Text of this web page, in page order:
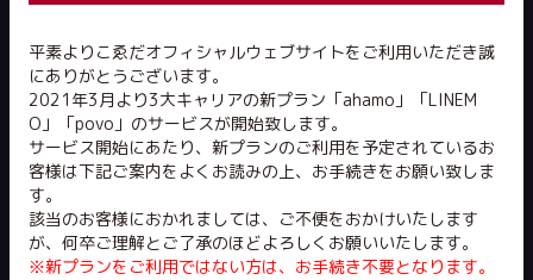
平素よりこゑだオフィシャルウェブサイトをご利用いただき誠
にありがとうございます。
2021年3月より3大キャリアの新プラン「ahamo」「LINEM
O」「povo」のサービスが開始致します。
サービス開始にあたり、新プランのご利用を予定されているお
客様は下記ご案内をよくお読みの上、お手続きをお願い致しま
す。
該当のお客様におかれましては、ご不便をおかけいたします
が、何卒ご理解とご了承のほどよろしくお願いいたします。
※新プランをご利用ではない方は、お手続き不要となります。